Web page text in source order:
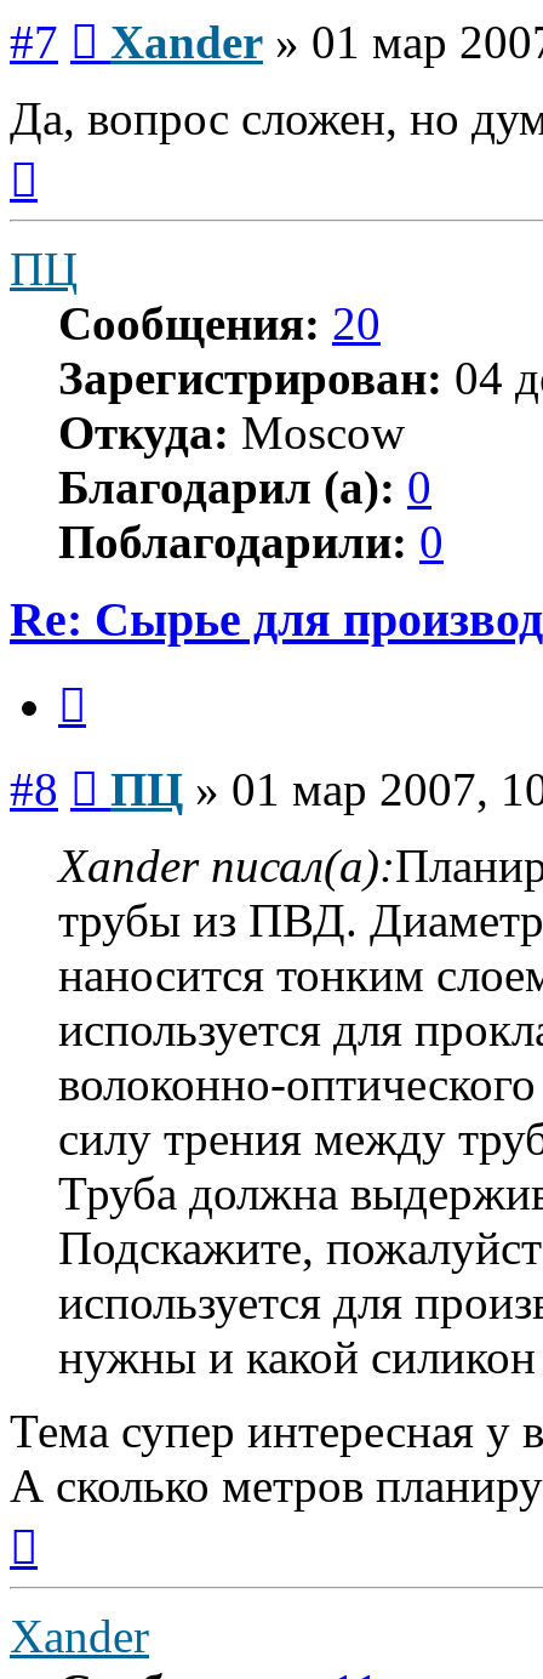
#7 Xander » 01 мар
Да, вопрос сложен, но
началу
ПЦ
Сообщения: 20
Зарегистрирован: 04
Откуда: Moscow
Благодарил (а): 0
Поблагодарили: 0
Re: Сырье для
#8 ПЦ » 01 мар 2007,
Xander писал(а):
трубы из ПВД.
наносится тонким
используется для
волоконно-
силу трения между
Труба должна
Подскажите,
используется для
нужны и какой силикон
Тема супер интересная у
А сколько метров
началу
Xander